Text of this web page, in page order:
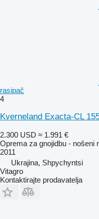
rasipač
4
Kverneland Exacta-CL
2.300 USD ≈ 1.991 €
Oprema za gnojidbu - nošeni
2011
Ukrajina, Shpychyntsi
Vitagro
Kontaktirajte prodavatelja